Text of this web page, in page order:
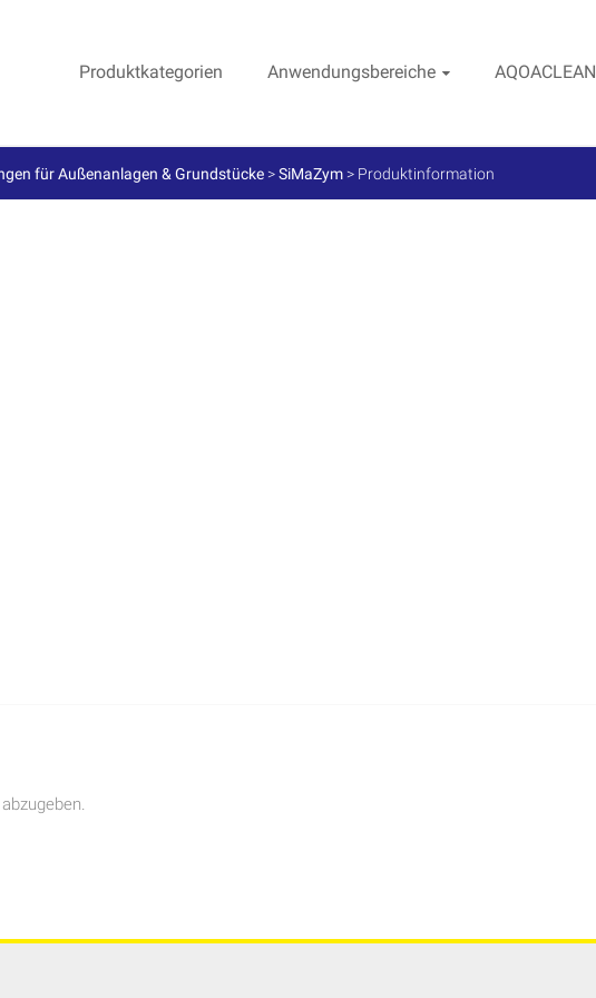
Produktkategorien Anwendungsbereiche AQOACLEAN
für Außenanlagen & Grundstücke >SiMaZym > Produktinformation